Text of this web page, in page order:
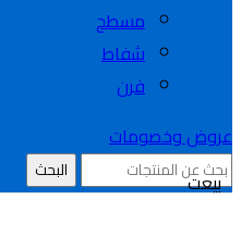
مسطح
شفاط
فرن
عروض وخصومات
البحث بيعت